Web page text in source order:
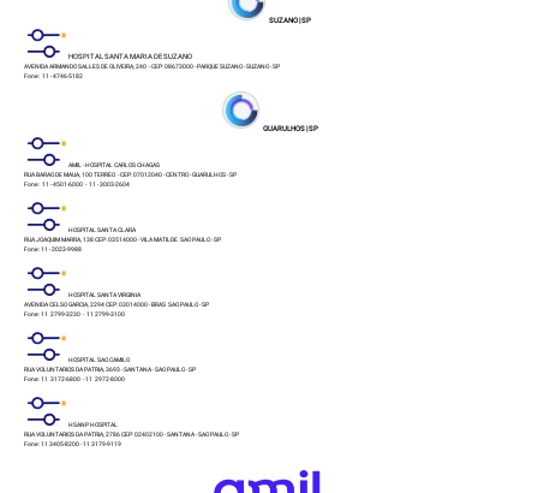
SUZANO | SP
HOSPITAL SANTA MARIA DE SUZANO
AVENIDA ARMANDO SALLES DE OLIVEIRA, 240 - CEP: 08673000 - PARQUE SUZANO - SUZANO - SP
Fone: 11 - 4746-5182
GUARULHOS | SP
AMIL - HOSPITAL CARLOS CHAGAS
RUA BARAO DE MAUA, 100 TERREO - CEP: 07012040 - CENTRO - GUARULHOS - SP
Fone: 11 - 4501-6000 - 11 - 3003-2604
HOSPITAL SANTA CLARA
RUA JOAQUIM MARRA, 138 CEP: 03514000 - VILA MATILDE SAO PAULO - SP
Fone: 11 - 2023-9988
HOSPITAL SANTA VIRGINIA
AVENIDA CELSO GARCIA, 2294 CEP: 03014000 - BRAS SAO PAULO - SP
Fone: 11 2799-3230 - 11 2799-3100
HOSPITAL SAO CAMILO
RUA VOLUNTARIOS DA PATRIA, 3693 - SANTANA - SAO PAULO - SP
Fone: 11 3172-6800 - 11 2972-8000
HSANP HOSPITAL
RUA VOLUNTARIOS DA PATRIA, 2786 CEP: 02402100 - SANTANA - SAO PAULO - SP
Fone: 11 3405-8200 - 11 3179-9119